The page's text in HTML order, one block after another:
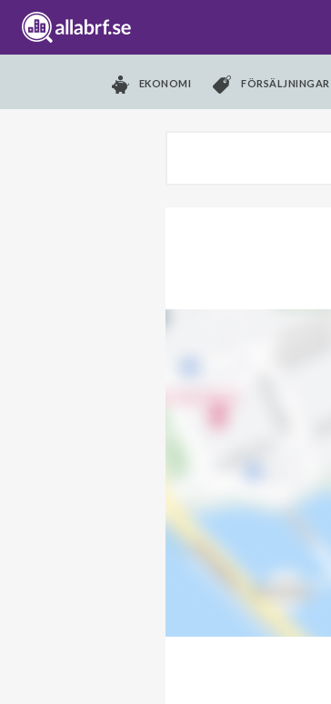
EKONOMI FÖRSÄLJNINGAR